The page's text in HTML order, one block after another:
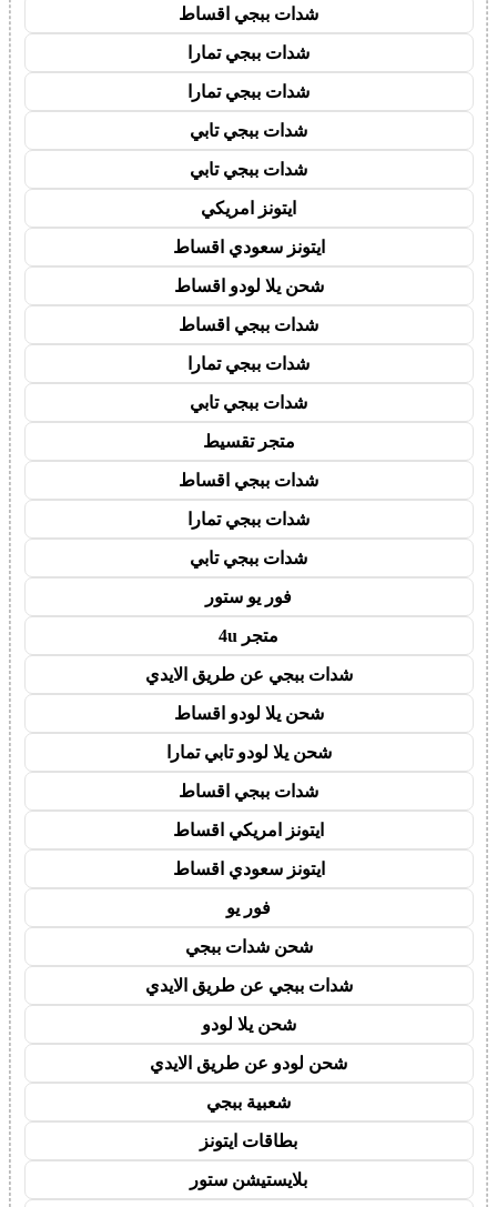
شدات ببجي اقساط
شدات ببجي تمارا
شدات ببجي تمارا
شدات ببجي تابي
شدات ببجي تابي
ايتونز امريكي
ايتونز سعودي اقساط
شحن يلا لودو اقساط
شدات ببجي اقساط
شدات ببجي تمارا
شدات ببجي تابي
متجر تقسيط
شدات ببجي اقساط
شدات ببجي تمارا
شدات ببجي تابي
فور يو ستور
متجر 4u
شدات ببجي عن طريق الايدي
شحن يلا لودو اقساط
شحن يلا لودو تابي تمارا
شدات ببجي اقساط
ايتونز امريكي اقساط
ايتونز سعودي اقساط
فور يو
شحن شدات ببجي
شدات ببجي عن طريق الايدي
شحن يلا لودو
شحن لودو عن طريق الايدي
شعبية ببجي
بطاقات ايتونز
بلايستيشن ستور